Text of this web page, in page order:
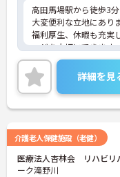
高田馬場駅から徒歩3
大変便利な立地にありま
福利厚生、休暇も充実
ージを大切にできます
ご興味のある方はお気
せ。
詳細を見
介護老人保健施設（老健）
医療法人杏林会 リハビリ
ーク滝野川